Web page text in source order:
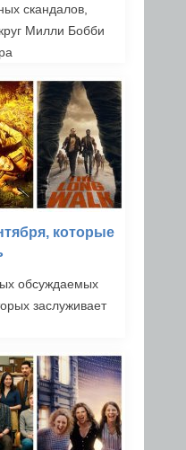
скандалов,
Милли Бобби
которые
обсуждаемых
заслуживает